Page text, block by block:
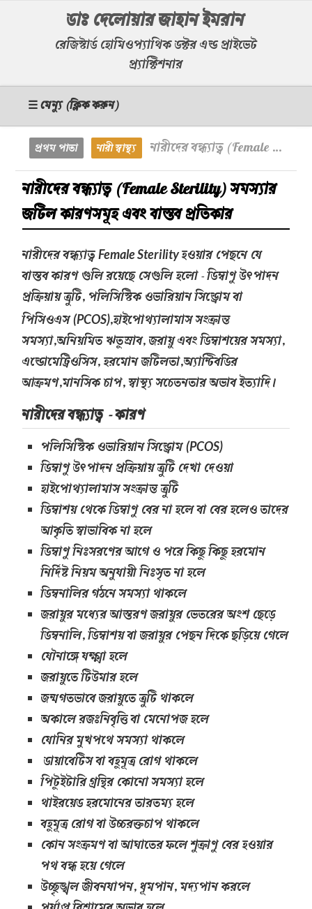
ডাঃ দেলোয়ার জাহান ইমরান
রেজিস্টার্ড হোমিওপ্যাথিক ডক্টর এন্ড প্রাইভেট
প্র্যাক্টিশনার
☰ মেন্যু (ক্লিক করুন)
প্রথম পাতা নারী স্বাস্থ্য নারীদের বন্ধ্যাত্ব (Female Sterility) সমস্যার জটিল কারণসমূহ এবং বাস্তব প্রতিকার
নারীদের বন্ধ্যাত্ব (Female Sterility) সমস্যার
জটিল কারণসমূহ এবং বাস্তব প্রতিকার
নারীদের বন্ধ্যাত্বFemale Sterilityহওয়ার পেছনে যে
বাস্তব কারণ গুলি রয়েছে সেগুলি হলো - ডিম্বাণু উৎপাদন
প্রক্রিয়ায় ত্রুটি, পলিসিস্টিক ওভারিয়ান সিন্ড্রোম বা
পিসিওএস(PCOS),হাইপোথ্যালামাস সংক্রান্ত
সমস্যা,অনিয়মিত ঋতুস্রাব, জরায়ু এবং ডিম্বাশয়ের সমস্যা,
এন্ডোমেট্রিওসিস, হরমোন জটিলতা,অ্যান্টিবডির
আক্রমণ,মানসিক চাপ, স্বাস্থ্য সচেতনতার অভাব ইত্যাদি।
নারীদের বন্ধ্যাত্ব - কারণ
পলিসিস্টিক ওভারিয়ান সিন্ড্রোম(PCOS)
ডিম্বাণু উৎপাদন প্রক্রিয়ায় ত্রুটি দেখা দেওয়া
হাইপোথ্যালামাস সংক্রান্ত ত্রুটি
ডিম্বাশয় থেকে ডিম্বাণু বের না হলে বা বের হলেও তাদের
আকৃতি স্বাভাবিক না হলে
ডিম্বাণু নিঃসরণের আগে ও পরে কিছু কিছু হরমোন
নির্দিষ্ট নিয়ম অনুযায়ী নিঃসৃত না হলে
ডিম্বনালির গঠনে সমস্যা থাকলে
জরায়ুর মধ্যের আস্তরণ জরায়ুর ভেতরের অংশ ছেড়ে
ডিম্বনালি, ডিম্বাশয় বা জরায়ুর পেছন দিকে ছড়িয়ে গেলে
যৌনাঙ্গে যক্ষ্মা হলে
জরায়ুতে টিউমার হলে
জন্মগতভাবে জরায়ুতে ত্রুটি থাকলে
অকালে রজঃনিবৃত্তি বা মেনোপজ হলে
যোনির মুখপথে সমস্যা থাকলে
ডায়াবেটিস বা বহুমূত্র রোগ থাকলে
পিটুইটারি গ্রন্থির কোনো সমস্যা হলে
থাইরয়েড হরমোনের তারতম্য হলে
বহুমূত্র রোগ বা উচ্চরক্তচাপ থাকলে
কোন সংক্রমণ বা আঘাতের ফলে শুক্রাণু বের হওয়ার
পথ বন্ধ হয়ে গেলে
উচ্ছৃঙ্খল জীবনযাপন, ধূমপান, মদ্যপান করলে